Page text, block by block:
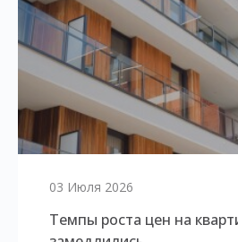
03 Июля 2026
Темпы роста цен на